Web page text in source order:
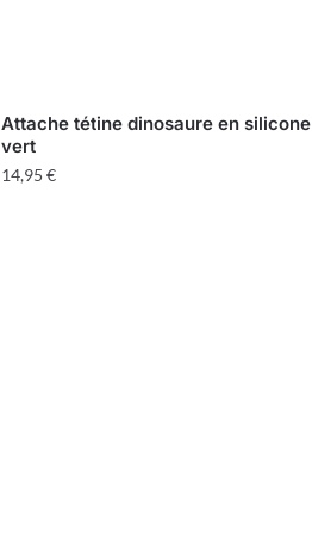
Attache tétine dinosaure en silicone
vert
14,95 €